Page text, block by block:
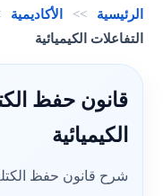
الرئيسية >> الأكاديمية
التفاعلات الكيميائية
قانون حفظ
الكيميائية
شرح قانون حفظ